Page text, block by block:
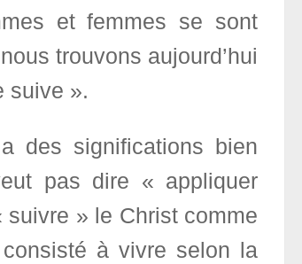
et femmes se sont
trouvons aujourd’hui
suive ».
des significations bien
pas dire « appliquer
suivre » le Christ comme
à vivre selon la